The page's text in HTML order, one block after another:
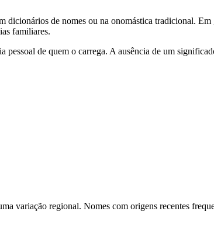
de nomes ou na onomástica tradicional.
familiares.
de quem o carrega. A ausência de um
variação regional. Nomes com origens recentes